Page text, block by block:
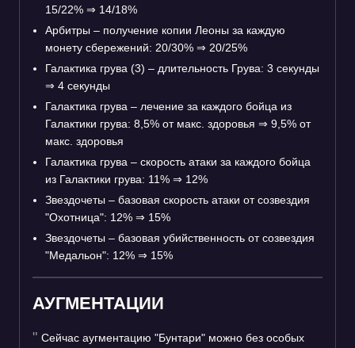
15/22% ⇒ 14/18%
Арбитры – получение копии Леоны за каждую
монету сбережений: 20/30% ⇒ 20/25%
Галактика грува (3) – длительность Грува: 3 секунды
⇒ 4 секунды
Галактика грува – лечение за каждого бойца из
Галактики грува: 8,5% от макс. здоровья ⇒ 9,5% от
макс. здоровья
Галактика грува – скорость атаки за каждого бойца
из Галактики грува: 11% ⇒ 12%
Звездочеты – базовая скорость атаки от созвездия
"Охотница": 12% ⇒ 15%
Звездочеты – базовая убийственность от созвездия
"Медальон": 12% ⇒ 15%
АУГМЕНТАЦИИ
Сейчас аугментацию "Бунтари" можно без особых